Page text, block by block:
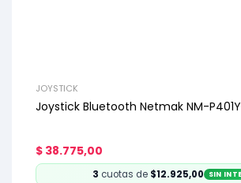
JOYSTICK
Joystick Bluetooth Netmak NM-
$ 38.775,00
3 cuotas de $12.925,00 SIN